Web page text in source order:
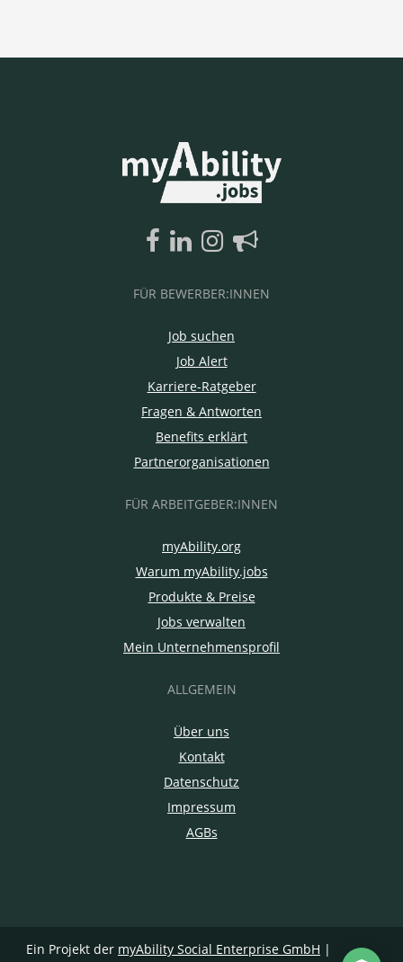
FÜR BEWERBER:INNEN
Job suchen
Job Alert
Karriere-Ratgeber
Fragen & Antworten
Benefits erklärt
Partnerorganisationen
FÜR ARBEITGEBER:INNEN
myAbility.org
Warum myAbility.jobs
Produkte & Preise
Jobs verwalten
Mein Unternehmensprofil
ALLGEMEIN
Über uns
Kontakt
Datenschutz
Impressum
AGBs
Ein Projekt der myAbility Social Enterprise GmbH |